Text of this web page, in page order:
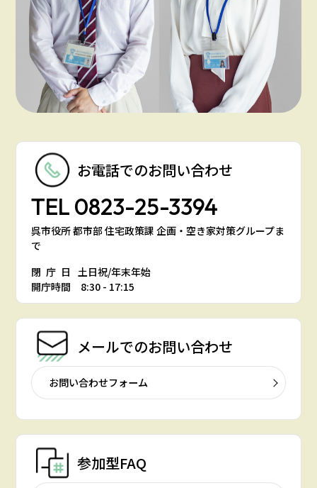
お電話でのお問い合わせ
TEL 0823-25-3394
呉市役所 都市部 住宅政策課 企画・空き家対策グループま
で
閉庁日 土日祝/年末年始
開庁時間 8:30 - 17:15
メールでのお問い合わせ
お問い合わせフォーム
参加型FAQ